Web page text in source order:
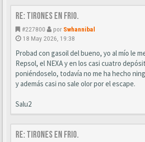
Re: Tirones en frio.
#227800 por Swhannibal
18 May 2026, 19:38
Probad con gasoil del bueno, yo al mío le
Repsol, el NEXA y en los casi cuatro
poniéndoselo, todavía no me ha hecho
y además casi no sale olor por el escape.
Salu2
Re: Tirones en frio.